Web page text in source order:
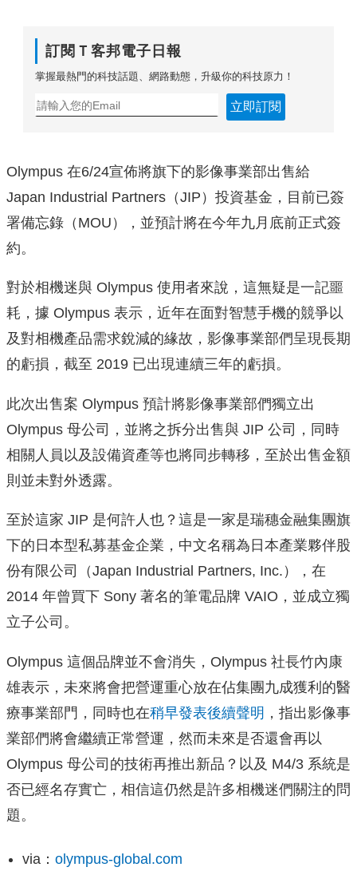
訂閱Ｔ客邦電子日報
掌握最熱門的科技話題、網路動態，升級你的科技原力！
立即訂閱
Olympus 在6/24宣佈將旗下的影像事業部出售給
Japan Industrial Partners（JIP）投資基金，目前已簽
署備忘錄（MOU），並預計將在今年九月底前正式簽
約。
對於相機迷與 Olympus 使用者來說，這無疑是一記噩
耗，據 Olympus 表示，近年在面對智慧手機的競爭以
及對相機產品需求銳減的緣故，影像事業部們呈現長期
的虧損，截至 2019 已出現連續三年的虧損。
此次出售案 Olympus 預計將影像事業部們獨立出
Olympus 母公司，並將之拆分出售與 JIP 公司，同時
相關人員以及設備資產等也將同步轉移，至於出售金額
則並未對外透露。
至於這家 JIP 是何許人也？這是一家是瑞穗金融集團旗
下的日本型私募基金企業，中文名稱為日本產業夥伴股
份有限公司（Japan Industrial Partners, Inc.），在
2014 年曾買下 Sony 著名的筆電品牌 VAIO，並成立獨
立子公司。
Olympus 這個品牌並不會消失，Olympus 社長竹內康
雄表示，未來將會把營運重心放在佔集團九成獲利的醫
療事業部門，同時也在稍早發表後續聲明 ，指出影像事
業部們將會繼續正常營運，然而未來是否還會再以
Olympus 母公司的技術再推出新品？以及 M4/3 系統是
否已經名存實亡，相信這仍然是許多相機迷們關注的問
題。
via： olympus-global.com